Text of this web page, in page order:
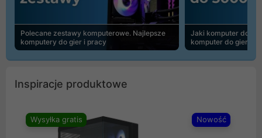
Polecane zestawy komputerowe. Najlepsze
komputery do gier i pracy
Jaki komputer do
komputer do gier |
Inspiracje produktowe
Wysyłka gratis Nowość